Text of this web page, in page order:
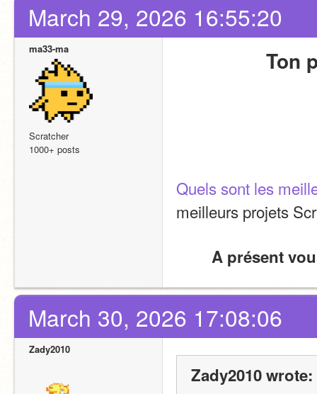
March 29, 2026 16:55:20
ma33-ma
Scratcher
1000+ posts
Ton
Quels sont les
meilleurs projets
A présent
March 30, 2026 17:08:06
Zady2010
Zady2010 wrote: